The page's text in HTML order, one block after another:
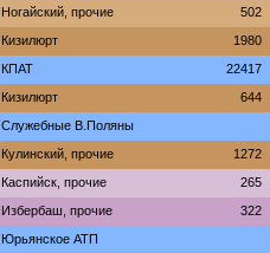
Ногайский, прочие 502
Кизилюрт 1980
КПАТ 22417
Кизилюрт 644
Служебные В.Поляны
Кулинский, прочие 1272
Каспийск, прочие 265
Избербаш, прочие 322
Юрьянское АТП